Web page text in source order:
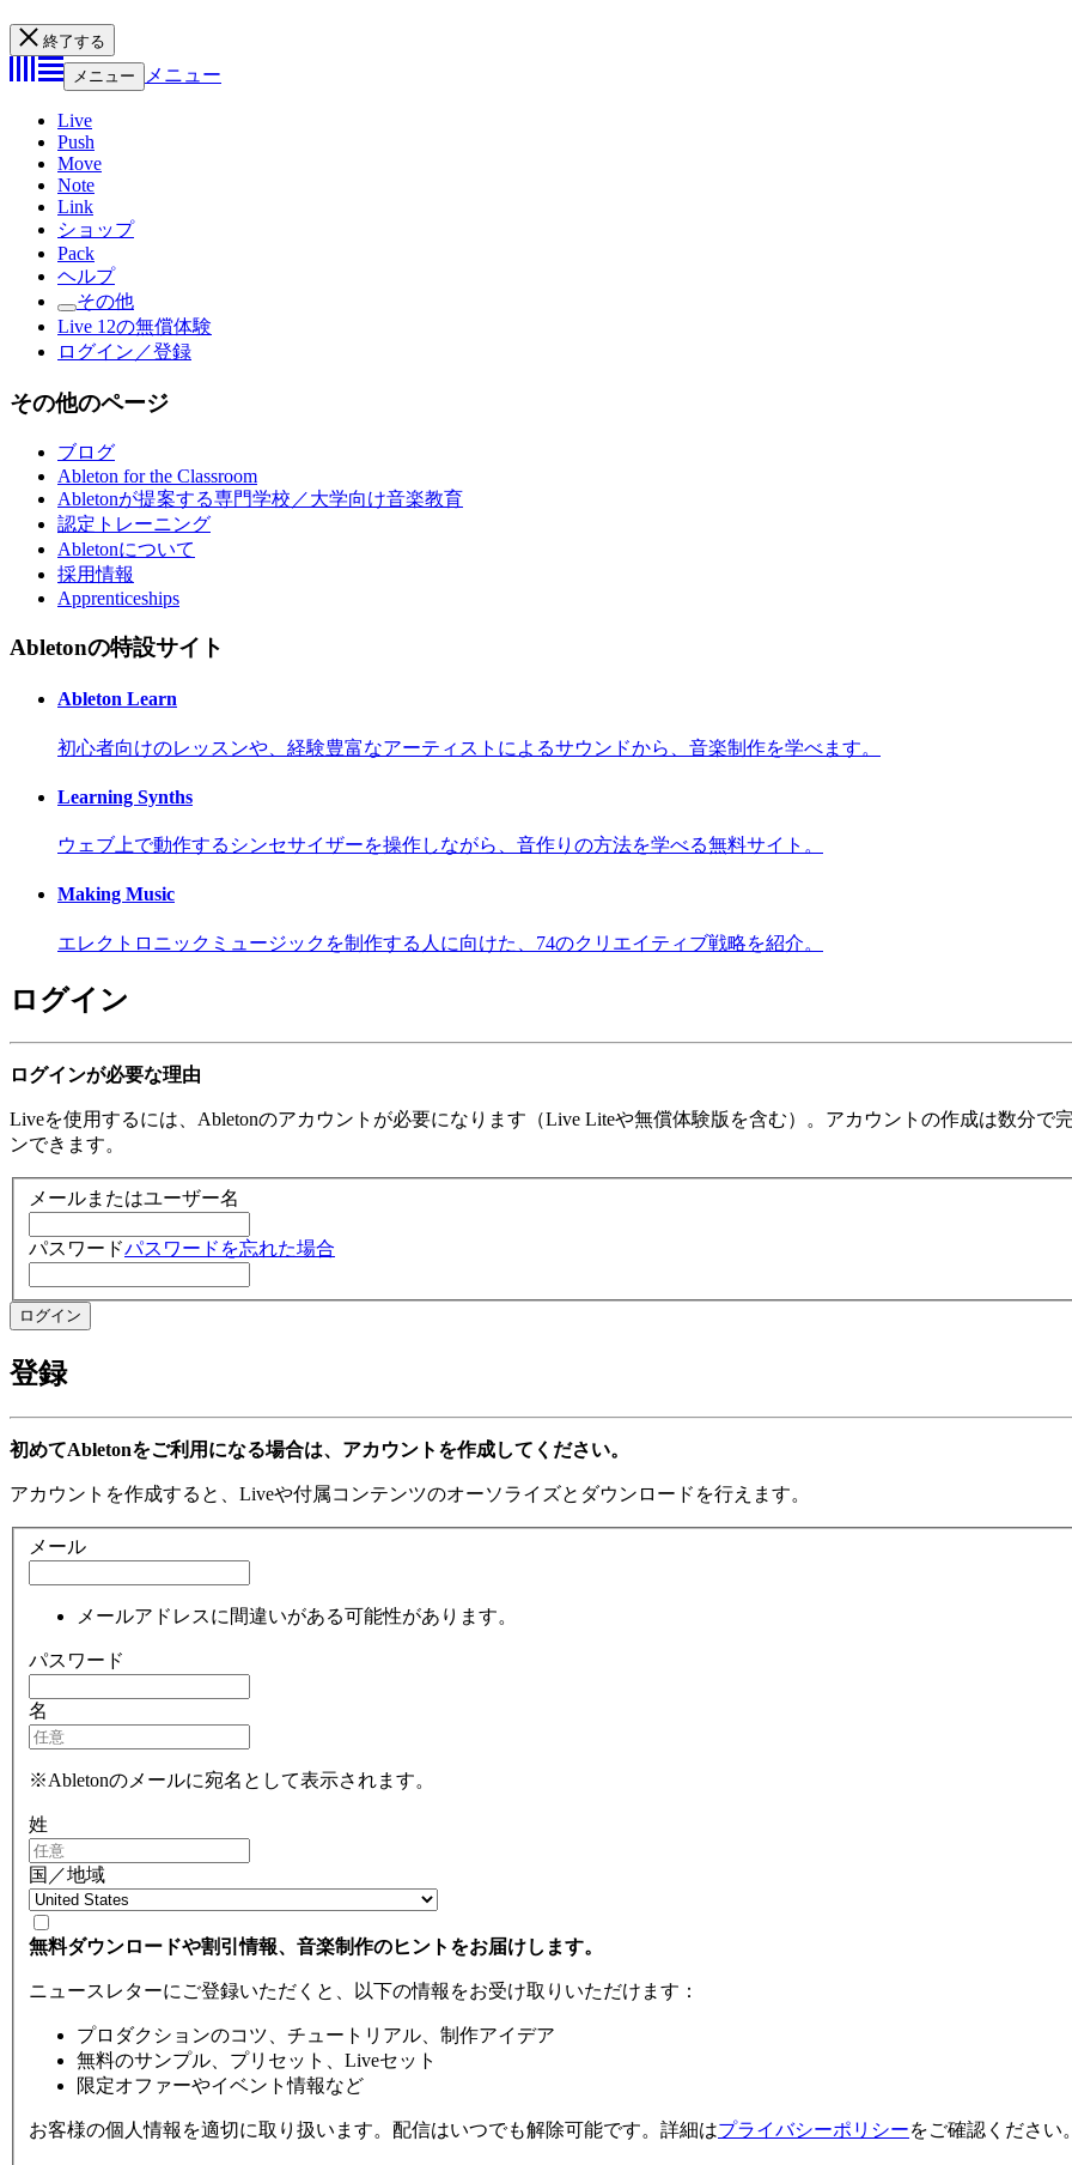
終了する
メニュー
メニュー
Live
Push
Move
Note
Link
ショップ
Pack
ヘルプ
その他
Live 12の無償体験
ログイン／登録
その他のページ
ブログ
Ableton for the Classroom
Abletonが提案する専門学校／大学向け音楽教育
認定トレーニング
Abletonについて
採用情報
Apprenticeships
Abletonの特設サイト
Ableton Learn
初心者向けのレッスンや、経験豊富なアーティストによるサウンドから、音楽制作を学べます。
Learning Synths
ウェブ上で動作するシンセサイザーを操作しながら、音作りの方法を学べる無料サイト。
Making Music
エレクトロニックミュージックを制作する人に向けた、74のクリエイティブ戦略を紹介。
ログイン
ログインが必要な理由
Liveを使用するには、Abletonのアカウントが必要になります（Live Liteや無償体験版を含む）。アカウントの作成は数分
ンできます。
メールまたはユーザー名
パスワードパスワードを忘れた場合
登録
初めてAbletonをご利用になる場合は、アカウントを作成してください。
アカウントを作成すると、Liveや付属コンテンツのオーソライズとダウンロードを行えます。
メール
メールアドレスに間違いがある可能性があります。
パスワード
名
※Abletonのメールに宛名として表示されます。
姓
国／地域
無料ダウンロードや割引情報、音楽制作のヒントをお届けします。
ニュースレターにご登録いただくと、以下の情報をお受け取りいただけます：
プロダクションのコツ、チュートリアル、制作アイデア
無料のサンプル、プリセット、Liveセット
限定オファーやイベント情報など
お客様の個人情報を適切に取り扱います。配信はいつでも解除可能です。詳細はプライバシーポリシーをご確認ください